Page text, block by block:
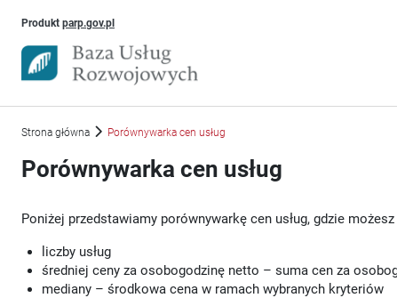
Produkt parp.gov.plUwaga, link otworzy się w nowym oknie
Strona główna Porównywarka cen usług
Porównywarka cen usług
Poniżej przedstawiamy porównywarkę cen usług, gdzie
liczby usług
średniej ceny za osobogodzinę netto – suma cen za
mediany – środkowa cena w ramach wybranych kryteriów